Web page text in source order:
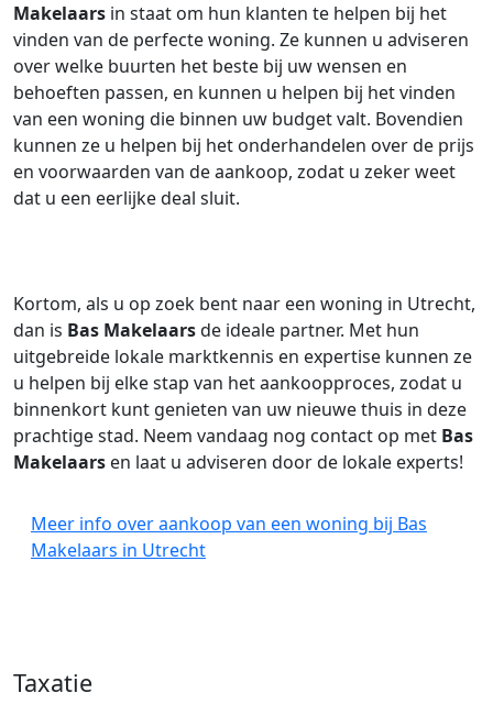
Makelaars in staat om hun klanten te helpen bij het
vinden van de perfecte woning. Ze kunnen u adviseren
over welke buurten het beste bij uw wensen en
behoeften passen, en kunnen u helpen bij het vinden
van een woning die binnen uw budget valt. Bovendien
kunnen ze u helpen bij het onderhandelen over de prijs
en voorwaarden van de aankoop, zodat u zeker weet
dat u een eerlijke deal sluit.
Kortom, als u op zoek bent naar een woning in Utrecht,
dan is Bas Makelaarsde ideale partner. Met hun
uitgebreide lokale marktkennis en expertise kunnen ze
u helpen bij elke stap van het aankoopproces, zodat u
binnenkort kunt genieten van uw nieuwe thuis in deze
prachtige stad. Neem vandaag nog contact op met Bas
Makelaars en laat u adviseren door de lokale experts!
Meer info over aankoop van een woning bij Bas
Makelaars in Utrecht
Taxatie